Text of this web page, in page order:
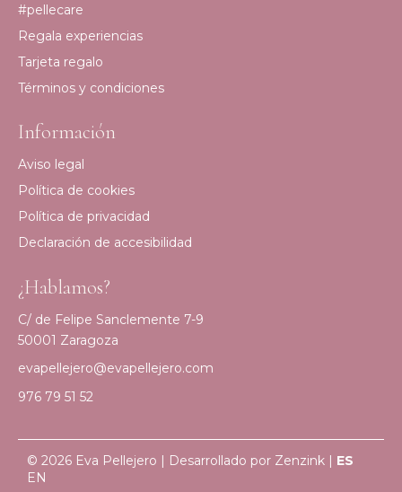
#pellecare
Regala experiencias
Tarjeta regalo
Términos y condiciones
Información
Aviso legal
Política de cookies
Política de privacidad
Declaración de accesibilidad
¿Hablamos?
C/ de Felipe Sanclemente 7-9
50001 Zaragoza
evapellejero@evapellejero.com
976 79 51 52
© 2026 Eva Pellejero | Desarrollado por Zenzink | ES
EN